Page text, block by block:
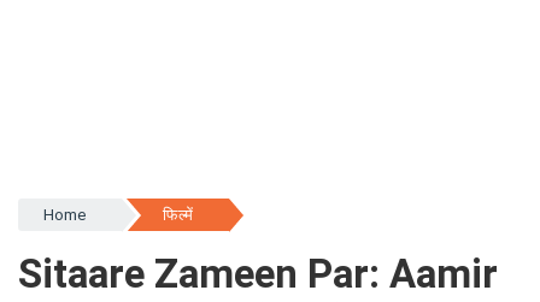
Home फिल्में
Sitaare Zameen Par: Aamir